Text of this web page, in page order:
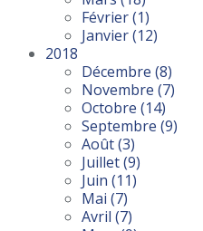
Février(1)
Janvier(12)
2018
Décembre (8)
Novembre (7)
Octobre (14)
Septembre (9)
Août(3)
Juillet(9)
Juin (11)
Mai (7)
Avril (7)